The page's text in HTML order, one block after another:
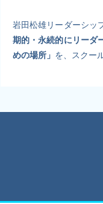
岩田松雄リーダーシッ
期的・永続的にリーダ
めの場所」 を、スクー